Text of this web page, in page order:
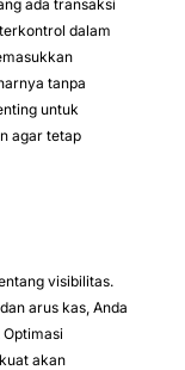
ada transaksi
dalam
tanpa
untuk
agar tetap
visibilitas.
arus kas, Anda
akan